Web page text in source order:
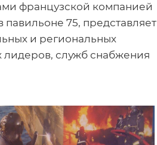
французской компанией
75, представляет
и региональных
лидеров, служб снабжения